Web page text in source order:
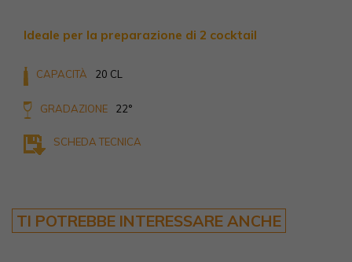
Ideale per la preparazione di 2 cocktail
CAPACITÀ 20 CL
GRADAZIONE 22°
SCHEDA TECNICA
TI POTREBBE INTERESSARE ANCHE